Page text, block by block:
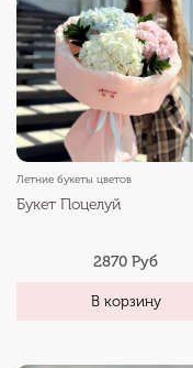
Летние букеты цветов
Букет Поцелуй
2870 Руб
В корзину